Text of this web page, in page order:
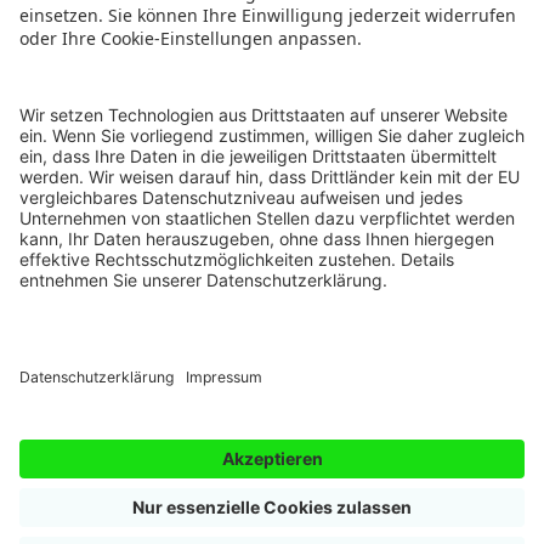
Kontakt
AGB
Barrierefreiheitserklärung
Vertrag widerrufen
Vertrag kündigen
Login Autoren-Campus
Schreibdebüt-Wettbewerb
Teilnehmer-Zeitschrift
Workshops & Webinare
FAQ
Fakten zur Schule des Schreibens
Roman schreiben
Schriftsteller werden
Übungen kreatives Schreiben
Kurzgeschichten schreiben
Krimi schreiben
Compliance Impressum Datenschutz
© 2000 - 2026 Schule des Schreibens